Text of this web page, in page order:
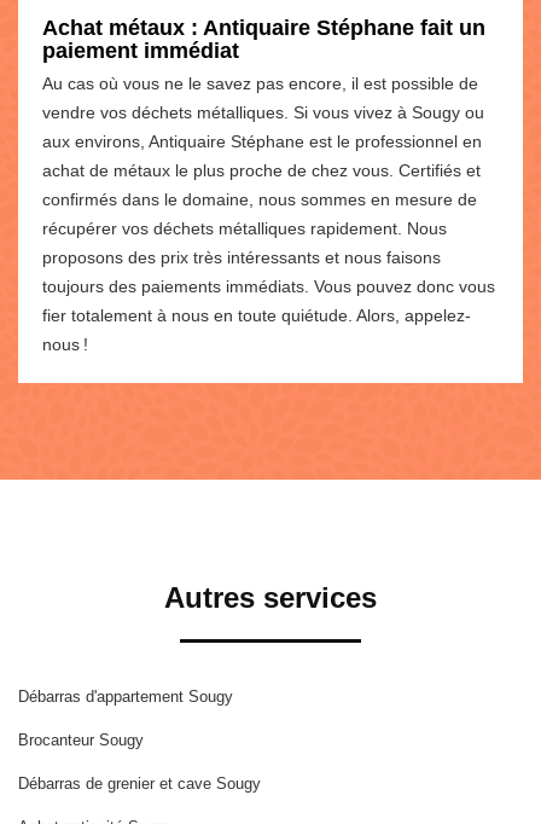
Achat métaux : Antiquaire Stéphane fait un
paiement immédiat
Au cas où vous ne le savez pas encore, il est possible de
vendre vos déchets métalliques. Si vous vivez à Sougy ou
aux environs, Antiquaire Stéphane est le professionnel en
achat de métaux le plus proche de chez vous. Certifiés et
confirmés dans le domaine, nous sommes en mesure de
récupérer vos déchets métalliques rapidement. Nous
proposons des prix très intéressants et nous faisons
toujours des paiements immédiats. Vous pouvez donc vous
fier totalement à nous en toute quiétude. Alors, appelez-
nous !
Autres services
Débarras d'appartement Sougy
Brocanteur Sougy
Débarras de grenier et cave Sougy